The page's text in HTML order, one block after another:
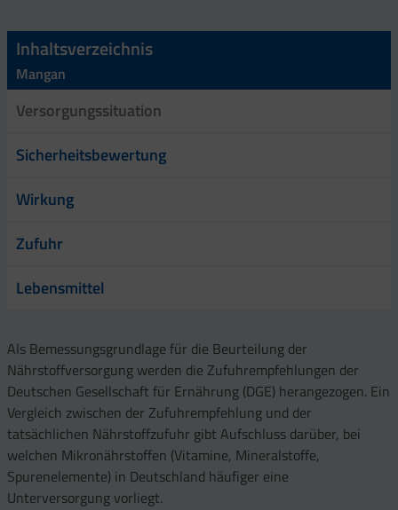
Inhaltsverzeichnis
Mangan
Versorgungssituation
Sicherheitsbewertung
Wirkung
Zufuhr
Lebensmittel
Als Bemessungsgrundlage für die Beurteilung der
Nährstoffversorgung werden die Zufuhrempfehlungen der
Deutschen Gesellschaft für Ernährung (DGE) herangezogen. Ein
Vergleich zwischen der Zufuhrempfehlung und der
tatsächlichen Nährstoffzufuhr gibt Aufschluss darüber, bei
welchen Mikronährstoffen (Vitamine, Mineralstoffe,
Spurenelemente) in Deutschland häufiger eine
Unterversorgung vorliegt.